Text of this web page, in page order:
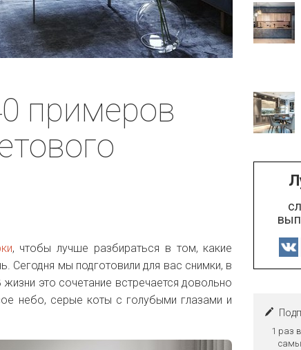
примеров
, чтобы лучше разбираться в том, какие
Сегодня мы подготовили для вас снимки, в
жизни это сочетание встречается довольно
небо, серые коты с голубыми глазами и
1 раз